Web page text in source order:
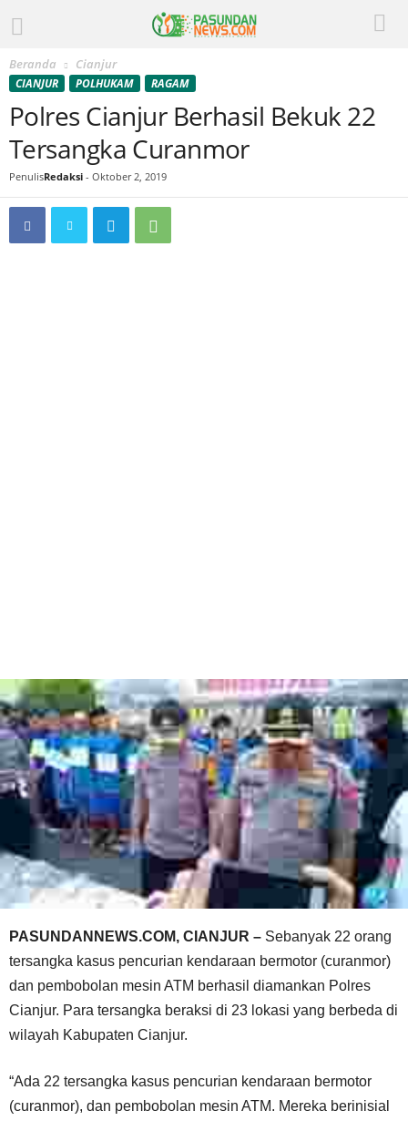
Beranda Cianjur
CIANJUR POLHUKAM RAGAM
Polres Cianjur Berhasil Bekuk 22
Tersangka Curanmor
PenulisRedaksi - Oktober 2, 2019
PASUNDANNEWS.COM, CIANJUR – Sebanyak 22 orang
tersangka kasus pencurian kendaraan bermotor (curanmor)
dan pembobolan mesin ATM berhasil diamankan Polres
Cianjur. Para tersangka beraksi di 23 lokasi yang berbeda di
wilayah Kabupaten Cianjur.
“Ada 22 tersangka kasus pencurian kendaraan bermotor
(curanmor), dan pembobolan mesin ATM. Mereka berinisial